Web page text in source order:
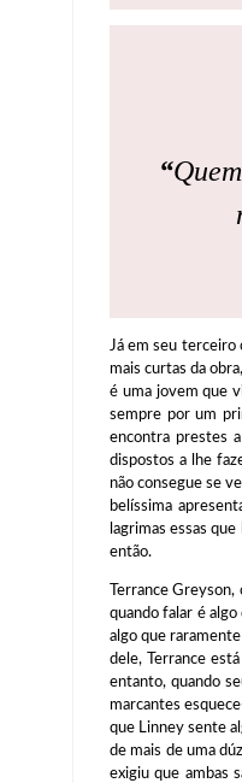
“
Já em seu terceiro
mais curtas da
é uma jovem que
sempre por um
encontra prestes
dispostos a lhe
não consegue se
belíssima
lagrimas essas
então.
Terrance
quando falar é
algo que
dele, Terrance
entanto, quando
marcantes
que Linney sente
de mais de uma
exigiu que ambas